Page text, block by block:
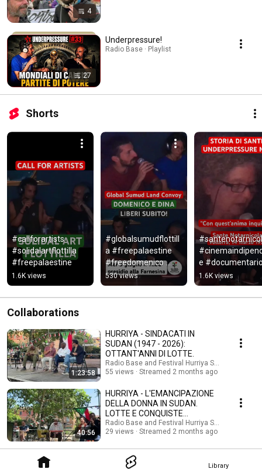
Library
4
27
Underpressure!
Radio Base · Playlist
Shorts
#callforartists
#solidalartflottilla
#freepalaestine
1.6K views
#globalsumudflottill
a #freepalaestine
#freedomenico
#freedina
530 views
e
1.6K views
Collaborations
1:23:58
HURRIYA - SINDACATI IN
SUDAN (1947 - 2026):
OTTANT'ANNI DI LOTTE.
Radio Base and Festival Hurriya Sudan
55 views
Streamed 2 months ago
40:56
HURRIYA - L'EMANCIPAZIONE
DELLA DONNA IN SUDAN.
LOTTE E CONQUISTE
DELL'UNIONE DELLE DONNE
SUDANESI.
Radio Base and Festival Hurriya Sudan
29 views
Streamed 2 months ago